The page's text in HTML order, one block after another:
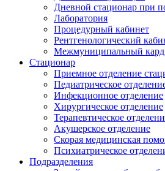
Дневной стационар при
Лаборатория
Процедурный кабинет
Рентгенологический
Межмуниципальный
Стационар
Приемное отделение
Педиатрическое
Инфекционное отделение
Хирургическое отделение
Терапевтическое
Акушерское отделение
Скорая медицинская
Психиатрическое
Подразделения